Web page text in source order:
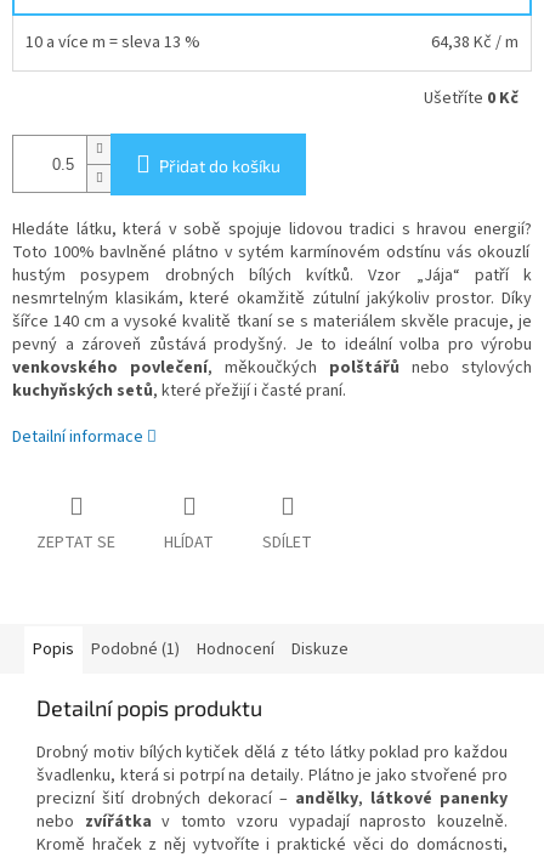
10 a více m = sleva 13 % 64,38 Kč / m
Ušetříte 0 Kč
Přidat do košíku
Hledáte látku, která v sobě spojuje lidovou tradici s hravou energií?
Toto 100% bavlněné plátno v sytém karmínovém odstínu vás okouzlí
hustým posypem drobných bílých kvítků. Vzor „Jája“ patří k
nesmrtelným klasikám, které okamžitě zútulní jakýkoliv prostor. Díky
šířce 140 cm a vysoké kvalitě tkaní se s materiálem skvěle pracuje, je
pevný a zároveň zůstává prodyšný. Je to ideální volba pro výrobu
venkovského povlečení, měkoučkých polštářů nebo stylových
kuchyňských setů, které přežijí i časté praní.
Detailní informace
ZEPTAT SE HLÍDAT SDÍLET
Popis Podobné (1) Hodnocení Diskuze
Detailní popis produktu
Drobný motiv bílých kytiček dělá z této látky poklad pro každou
švadlenku, která si potrpí na detaily. Plátno je jako stvořené pro
precizní šití drobných dekorací – andělky, látkové panenky
nebo zvířátka v tomto vzoru vypadají naprosto kouzelně.
Kromě hraček z něj vytvoříte i praktické věci do domácnosti,